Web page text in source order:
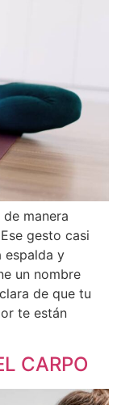
manera
gesto casi
espalda y
un nombre
de que tu
te están
CARPO